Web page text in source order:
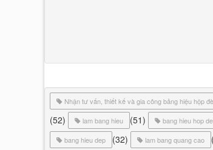
Nhận tư vấn, thiết kế và gia công bảng hiệu hộp
(52) lam bang hieu (51) bang hieu hop
bang hieu dep (32) lam bang quang cao